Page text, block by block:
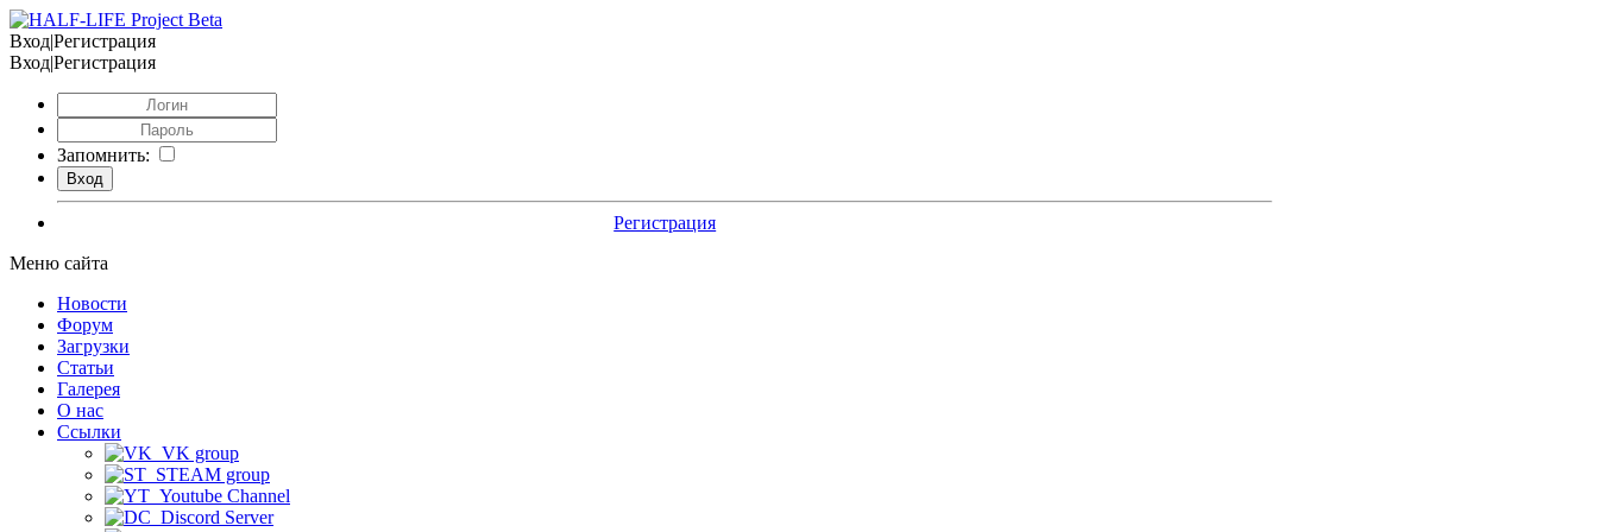
Вход|Регистрация
Вход|Регистрация
Запомнить:
Регистрация
Меню сайта
Новости
Форум
Загрузки
Статьи
Галерея
О нас
Ссылки
VK group
STEAM group
Youtube Channel
Discord Server